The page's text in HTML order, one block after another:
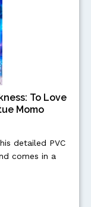
To Love
Momo
detailed PVC
comes in a